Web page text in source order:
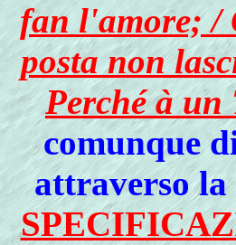
fan l'amore; /
posta non
Perché à un
comunque
attraverso